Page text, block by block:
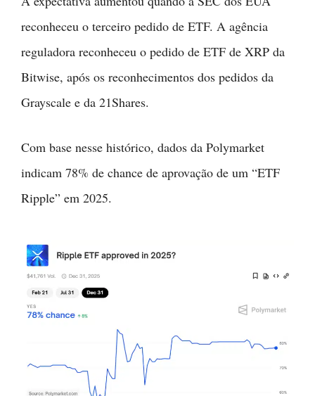
reconheceu o terceiro pedido de ETF. A agência
reguladora reconheceu o pedido de ETF de XRP da
Bitwise, após os reconhecimentos dos pedidos da
Grayscale e da 21Shares.
Com base nesse histórico, dados da Polymarket
indicam 78% de chance de aprovação de um “ETF
Ripple” em 2025.